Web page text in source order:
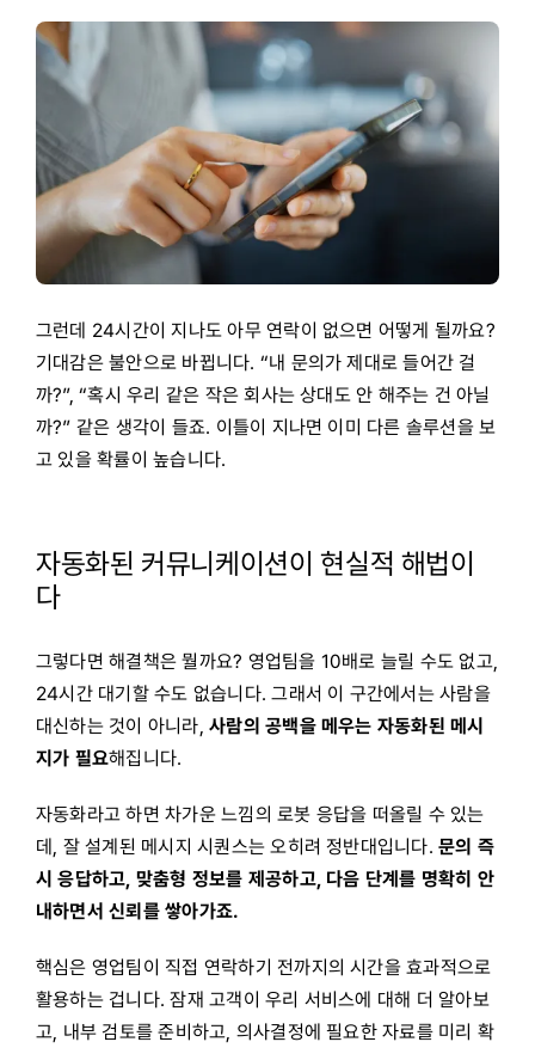
그런데 24시간이 지나도 아무 연락이 없으면 어떻게 될까요?
기대감은 불안으로 바뀝니다. “내 문의가 제대로 들어간 걸
까?”, “혹시 우리 같은 작은 회사는 상대도 안 해주는 건 아닐
까?” 같은 생각이 들죠. 이틀이 지나면 이미 다른 솔루션을 보
고 있을 확률이 높습니다.
자동화된 커뮤니케이션이 현실적 해법이
다
그렇다면 해결책은 뭘까요? 영업팀을 10배로 늘릴 수도 없고,
24시간 대기할 수도 없습니다. 그래서 이 구간에서는 사람을
대신하는 것이 아니라,사람의 공백을 메우는 자동화된 메시
지가 필요해집니다.
자동화라고 하면 차가운 느낌의 로봇 응답을 떠올릴 수 있는
데, 잘 설계된 메시지 시퀀스는 오히려 정반대입니다.문의 즉
시 응답하고, 맞춤형 정보를 제공하고, 다음 단계를 명확히 안
내하면서 신뢰를 쌓아가죠.
핵심은 영업팀이 직접 연락하기 전까지의 시간을 효과적으로
활용하는 겁니다. 잠재 고객이 우리 서비스에 대해 더 알아보
고, 내부 검토를 준비하고, 의사결정에 필요한 자료를 미리 확